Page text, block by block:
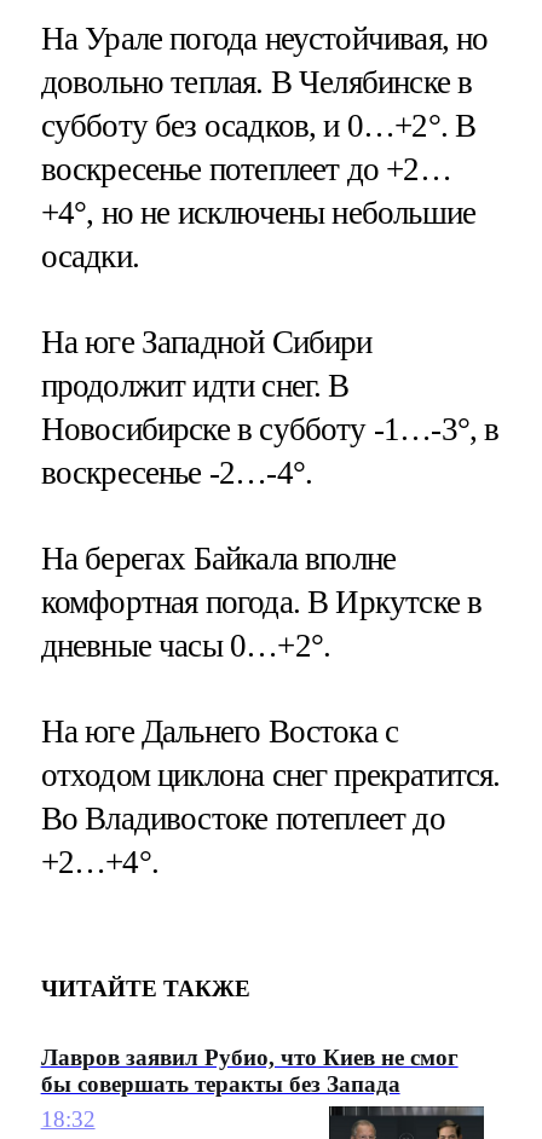
На Урале погода неустойчивая, но
довольно теплая. В Челябинске в
субботу без осадков, и 0…+2°. В
воскресенье потеплеет до +2…
+4°, но не исключены небольшие
осадки.
На юге Западной Сибири
продолжит идти снег. В
Новосибирске в субботу -1…-3°, в
воскресенье -2…-4°.
На берегах Байкала вполне
комфортная погода. В Иркутске в
дневные часы 0…+2°.
На юге Дальнего Востока с
отходом циклона снег прекратится.
Во Владивостоке потеплеет до
+2…+4°.
ЧИТАЙТЕ ТАКЖЕ
Лавров заявил Рубио, что Киев не смог
бы совершать теракты без Запада
18:32